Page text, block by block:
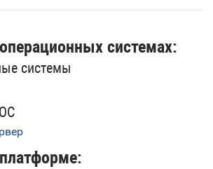
системах:
системы